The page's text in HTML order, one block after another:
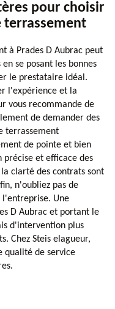
pour choisir
terrassement
à Prades D Aubrac peut
se posant les bonnes
le prestataire idéal.
l'expérience et la
vous recommande de
de demander des
terrassement
de pointe et bien
précise et efficace des
clarté des contrats sont
n'oubliez pas de
Une
D Aubrac et portant le
d'intervention plus
Chez Steis elagueur,
qualité de service